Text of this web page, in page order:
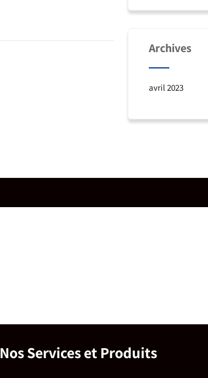
Archives
avril 2023
Nos Services et Produits